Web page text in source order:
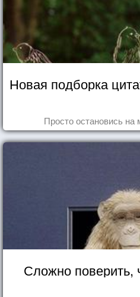
Новая подборка
Просто остановись на
Сложно поверить,